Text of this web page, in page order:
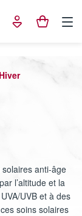
solaires anti-âge
l’altitude et la
UVB et à des
soins solaires